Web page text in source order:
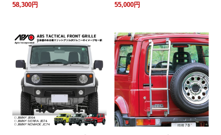
58,300円 55,000円